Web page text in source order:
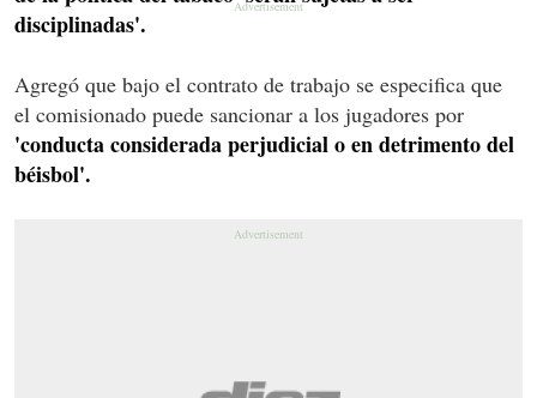
disciplinadas'.
Agregó que bajo el contrato de trabajo se especifica que
el comisionado puede sancionar a los jugadores por
'conducta considerada perjudicial o en detrimento del
béisbol'.